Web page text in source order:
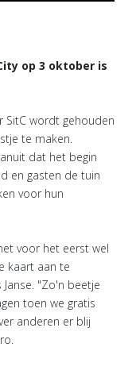
op 3 oktober is
SitC wordt gehouden
te maken.
dat het begin
en gasten de tuin
voor hun
voor het eerst wel
kaart aan te
"Zo'n beetje
toen we gratis
anderen er blij